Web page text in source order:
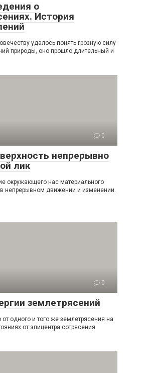
о
История
удалось понять грозную силу
природы, оно прошло длительный и
0
непрерывно
лик
окружающего нас материального
непрерывном движении и изменении.
0
землетрясений
от одного и того же землетрясения на
от эпицентра сотрясения